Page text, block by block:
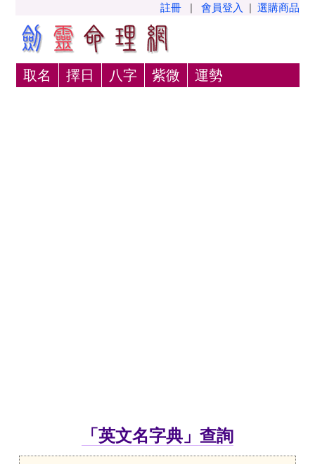
註冊 | 會員登入 | 選購商品
取名 擇日 八字 紫微 運勢
「英文名字典」查詢